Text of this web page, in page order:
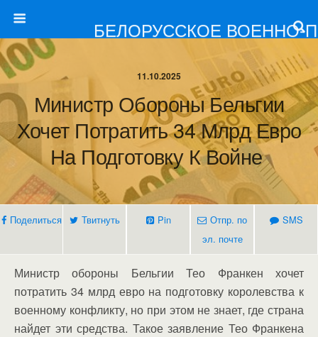
БЕЛОРУССКОЕ ВОЕННО-
11.10.2025
Министр Обороны Бельгии
Хочет Потратить 34 Млрд Евро
На Подготовку К Войне
Поделиться Твитнуть Pin
Отпр. по
эл. почте
SMS
Министр обороны Бельгии Тео Франкен хочет
потратить 34 млрд евро на подготовку королевства к
военному конфликту, но при этом не знает, где страна
найдет эти средства. Такое заявление Тео Франкена